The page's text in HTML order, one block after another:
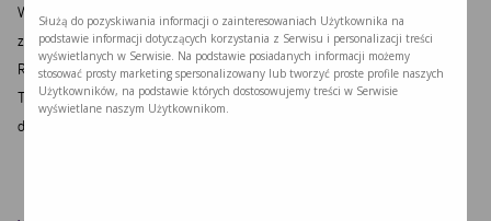
Wymieszaj sok z limonki z wodą, skórką ze sparzonej limonki i miodem i
zamroź (najlepiej na płasko w woreczku).
Rozbij na drobne kawałeczki kostki lodu w moździerzu albo termomiksie.
Tak samo zrób z mrożonym sokiem z limonki. Wszystko wymieszaj. Nałóż
do szklanki.
Służą do pozyskiwania informacji o zainteresowaniach Użytkownika na
podstawie informacji dotyczących korzystania z Serwisu i personalizacji treści
wyświetlanych w Serwisie. Na podstawie posiadanych informacji możemy
stosować prosty marketing spersonalizowany lub tworzyć proste profile naszych
Użytkowników, na podstawie których dostosowujemy treści w Serwisie
wyświetlane naszym Użytkownikom.